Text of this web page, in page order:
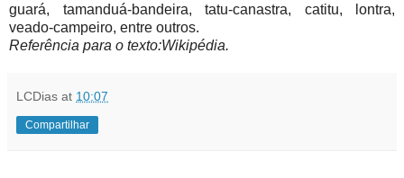
guará, tamanduá-bandeira, tatu-canastra, catitu, lontra,
veado-campeiro, entre outros.
Referência para o texto:Wikipédia.
LCDias at 10:07
Compartilhar